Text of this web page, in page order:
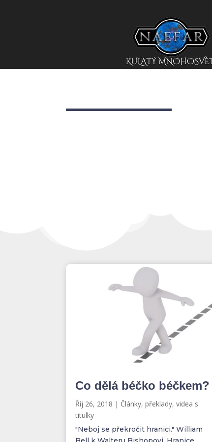
Co dělá béčko béčkem?
Říj 26, 2018 | Články, překlady, videa s
titulky
"Neboj se překročit hranici." William